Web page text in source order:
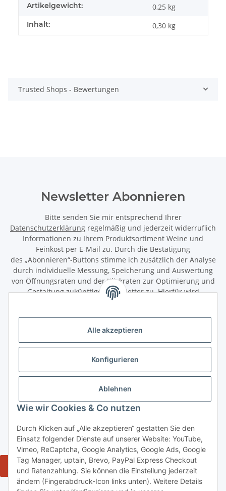
Alle akzeptieren
Konfigurieren
Ablehnen
Wie wir Cookies & Co nutzen
Durch Klicken auf „Alle akzeptieren“ gestatten Sie den
Einsatz folgender Dienste auf unserer Website: YouTube,
Vimeo, ReCaptcha, Google Analytics, Google Ads, Google
Tag Manager, uptain, Brevo, PayPal Express Checkout
und Ratenzahlung. Sie können die Einstellung jederzeit
ändern (Fingerabdruck-Icon links unten). Weitere Details
Artikelgewicht: 0,25 kg
Inhalt: 0,30 kg
Trusted Shops - Bewertungen
Newsletter Abonnieren
Bitte senden Sie mir entsprechend Ihrer
Datenschutzerklärung regelmäßig und jederzeit widerruflich
Informationen zu Ihrem Produktsortiment Weine und
Feinkost per E-Mail zu. Durch die Bestätigung
des „Abonnieren“-Buttons stimme ich zusätzlich der Analyse
durch individuelle Messung, Speicherung und Auswertung
von Öffnungsraten und der Klickraten zur Optimierung und
Gestaltung zukünftiger Newsletter zu. Hierfür wird
das Nutzungsverhalten in pseudonymisierter Form
Wirkung für die Zukunft über den Link in unserem Newsletter
abbestellen / widerrufen.
Gesetzliche Informationen
Informationen
Widerrufsbutton
* Alle Preise inkl. gesetzlicher USt., zzgl. Versand 5,50€, ab 120€